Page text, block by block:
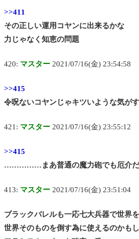
>>411
その正しい運用コヤンに出来るかな
力じゃなく知恵の問題
420: マスター 2021/07/16(金) 23:54:58
>>415
令呪ないコヤンじゃキツいような気が
421: マスター 2021/07/16(金) 23:55:12
>>415
……………まあ普通の魔力砲でも厄介
413: マスター 2021/07/16(金) 23:51:04
ブラックバレルも一応七大兵器で世界
世界そのものを倒す為に使えるのかも